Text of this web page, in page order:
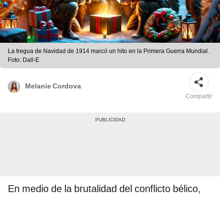
La tregua de Navidad de 1914 marcó un hito en la Primera Guerra Mundial.
Foto: Dall-E
Melanie Cordova
Compartir
En medio de la brutalidad del conflicto bélico,